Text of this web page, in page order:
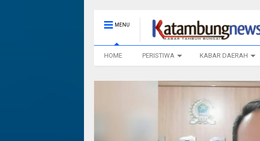
MENU
HOME PERISTIWA KABAR DAERAH